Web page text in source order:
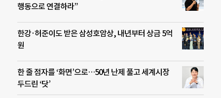
행동으로 연결하라”
한강·허준이도 받은 삼성호암상, 내년부터 상금 5억
원
한 줄 점자를 ‘화면’으로…50년 난제 풀고 세계시장
두드린 ‘닷’